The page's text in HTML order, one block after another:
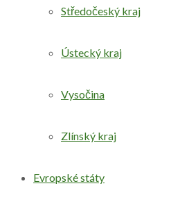
Středočeský kraj
Ústecký kraj
Vysočina
Zlínský kraj
Evropské státy